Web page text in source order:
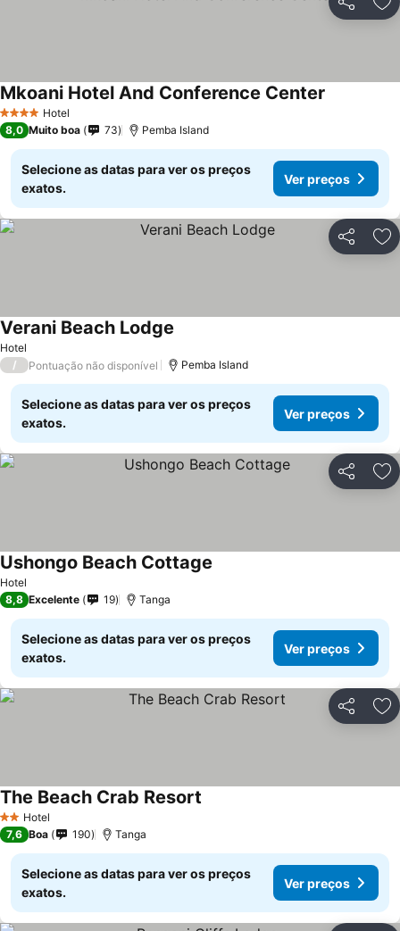
Partilhar
4 EstrelasHotel
Mkoani Hotel And Conference Center
8,0 Muito boa 73 Pemba Island
Selecione as datas para ver os preços
exatos.
Ver preços
Partilhar
Hotel
Verani Beach Lodge
/ Pontuação não disponível Pemba Island
Selecione as datas para ver os preços
exatos.
Ver preços
Partilhar
Hotel
Ushongo Beach Cottage
8,8 Excelente 19 Tanga
Selecione as datas para ver os preços
exatos.
Ver preços
Partilhar
2 Estrelas
Hotel
The Beach Crab Resort
7,6 Boa 190 Tanga
Selecione as datas para ver os preços
exatos.
Ver preços